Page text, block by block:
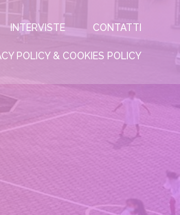
INTERVISTE CONTATTI
POLICY & COOKIES POLICY